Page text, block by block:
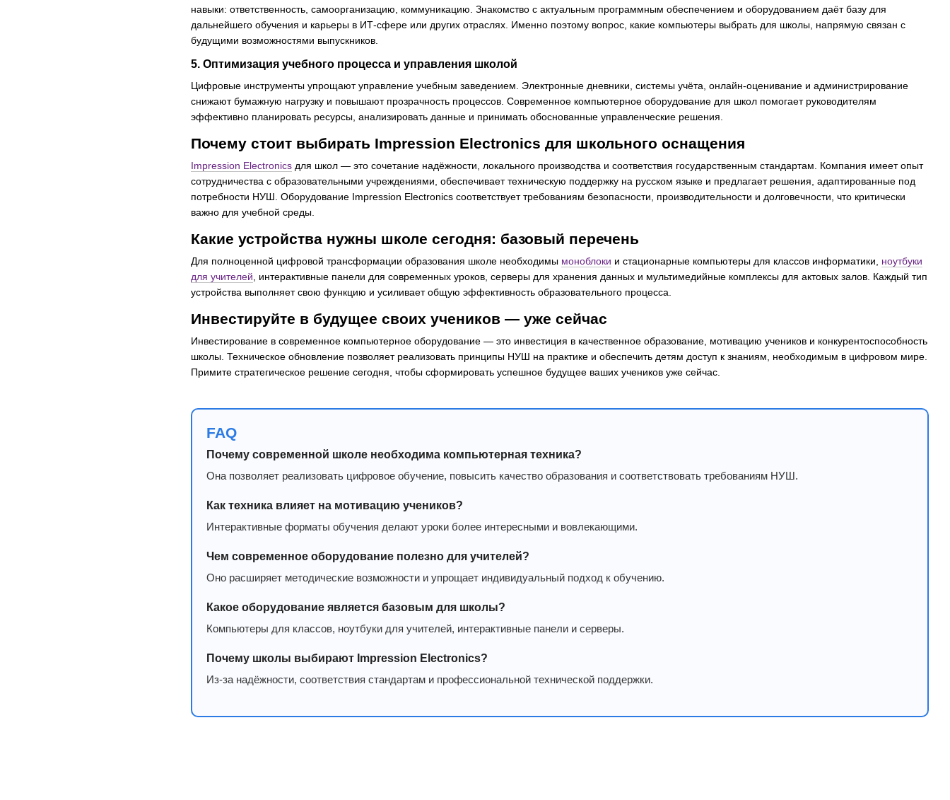
навыки: ответственность, самоорганизацию, коммуникацию. Знакомство с актуальным программным обеспечением и оборудованием даёт базу для
дальнейшего обучения и карьеры в ИТ-сфере или других отраслях. Именно поэтому вопрос, какие компьютеры выбрать для школы, напрямую связан с
будущими возможностями выпускников.
5. Оптимизация учебного процесса и управления школой
Цифровые инструменты упрощают управление учебным заведением. Электронные дневники, системы учёта, онлайн-оценивание и администрирование
снижают бумажную нагрузку и повышают прозрачность процессов. Современное компьютерное оборудование для школ помогает руководителям
эффективно планировать ресурсы, анализировать данные и принимать обоснованные управленческие решения.
Почему стоит выбирать Impression Electronics для школьного оснащения
Impression Electronics для школ — это сочетание надёжности, локального производства и соответствия государственным стандартам. Компания имеет опыт
сотрудничества с образовательными учреждениями, обеспечивает техническую поддержку на русском языке и предлагает решения, адаптированные под
потребности НУШ. Оборудование Impression Electronics соответствует требованиям безопасности, производительности и долговечности, что критически
важно для учебной среды.
Какие устройства нужны школе сегодня: базовый перечень
Для полноценной цифровой трансформации образования школе необходимы моноблоки и стационарные компьютеры для классов информатики, ноутбуки
для учителей , интерактивные панели для современных уроков, серверы для хранения данных и мультимедийные комплексы для актовых залов. Каждый тип
устройства выполняет свою функцию и усиливает общую эффективность образовательного процесса.
Инвестируйте в будущее своих учеников — уже сейчас
Инвестирование в современное компьютерное оборудование — это инвестиция в качественное образование, мотивацию учеников и конкурентоспособность
школы. Техническое обновление позволяет реализовать принципы НУШ на практике и обеспечить детям доступ к знаниям, необходимым в цифровом мире.
Примите стратегическое решение сегодня, чтобы сформировать успешное будущее ваших учеников уже сейчас.
FAQ
Почему современной школе необходима компьютерная техника?
Она позволяет реализовать цифровое обучение, повысить качество образования и соответствовать требованиям НУШ.
Как техника влияет на мотивацию учеников?
Интерактивные форматы обучения делают уроки более интересными и вовлекающими.
Чем современное оборудование полезно для учителей?
Оно расширяет методические возможности и упрощает индивидуальный подход к обучению.
Какое оборудование является базовым для школы?
Компьютеры для классов, ноутбуки для учителей, интерактивные панели и серверы.
Почему школы выбирают Impression Electronics?
Из-за надёжности, соответствия стандартам и профессиональной технической поддержки.